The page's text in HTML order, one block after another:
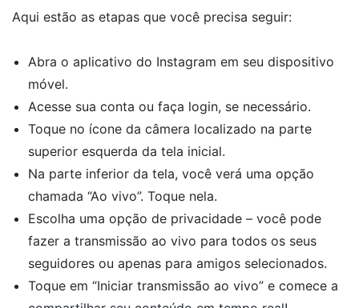
Aqui estão as etapas que você precisa seguir:
Abra o aplicativo do Instagram em seu dispositivo
móvel.
Acesse sua conta ou faça login, se necessário.
Toque no ícone da câmera localizado na parte
superior esquerda da tela inicial.
Na parte inferior da tela, você verá uma opção
chamada “Ao vivo”. Toque nela.
Escolha uma opção de privacidade – você pode
fazer a transmissão ao vivo para todos os seus
seguidores ou apenas para amigos selecionados.
Toque em “Iniciar transmissão ao vivo” e comece a